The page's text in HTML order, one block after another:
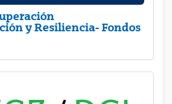
y Resiliencia- Fondos